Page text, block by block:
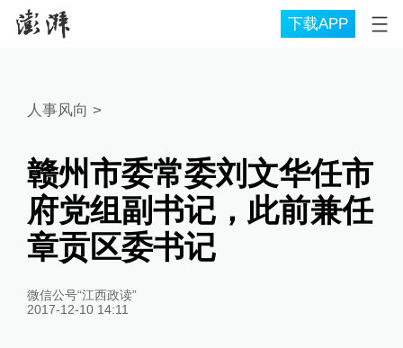
下载APP
人事风向 >
赣州市委常委刘文华任市
府党组副书记，此前兼任
章贡区委书记
微信公号“江西政读”
2017-12-10 14:11